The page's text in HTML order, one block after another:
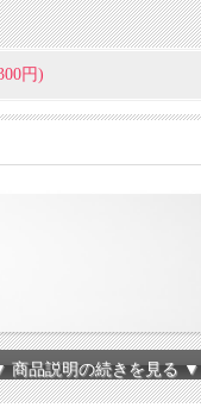
円)
商品説明の続きを見る ▼